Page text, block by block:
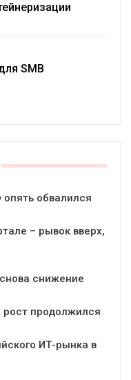
SMB
обвалился
– рывок вверх,
снижение
продолжился
ИТ-рынка в